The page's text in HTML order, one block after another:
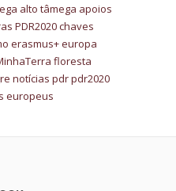
alto tâmega apoios
PDR2020chaves
erasmus+europa
floresta
notícias pdrpdr2020
europeus